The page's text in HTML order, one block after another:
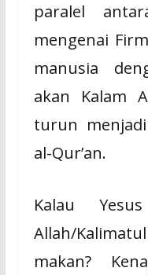
paralel
mengenai
manusia
akan Kalam
turun
al-Qur’an.
Kalau
Allah/
makan?